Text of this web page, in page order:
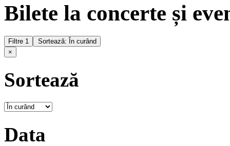
Bilete la concerte și
Filtre 1
Sortează: În curând
×
Sortează
Data